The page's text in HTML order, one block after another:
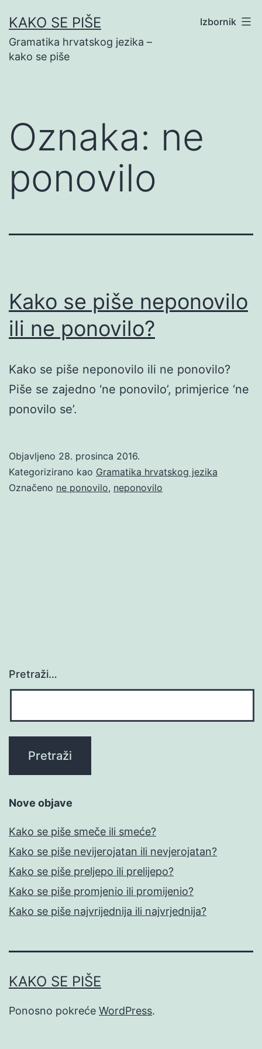
na
sadržaj
KAKO SE PIŠE
Gramatika hrvatskog jezika –
kako se piše
Izbornik
Oznaka: ne
ponovilo
Kako se piše neponovilo
ili ne ponovilo?
Kako se piše neponovilo ili ne ponovilo?
Piše se zajedno ‘ne ponovilo’, primjerice ‘ne
ponovilo se’.
Objavljeno 28. prosinca 2016.
Kategorizirano kao Gramatika hrvatskog jezika
Označeno ne ponovilo, neponovilo
Pretraži…
Nove objave
Kako se piše smeče ili smeće?
Kako se piše nevijerojatan ili nevjerojatan?
Kako se piše preljepo ili prelijepo?
Kako se piše promjenio ili promijenio?
Kako se piše najvrijednija ili najvrjednija?
KAKO SE PIŠE
Ponosno pokreće WordPress.